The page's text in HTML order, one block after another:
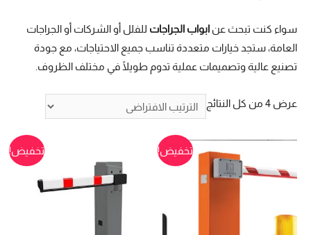
سواء كنت تبحث عن ابواب الجراجات للفلل أو الشركات أو الجراجات
العامة، ستجد خيارات متعددة تناسب جميع الاحتياجات، مع جودة
تصنيع عالية وتصميمات عملية تدوم طويلًا في مختلف الظروف.
عرض ⁦4⁩ من كل النتائج
تخفيض! تخفيض!